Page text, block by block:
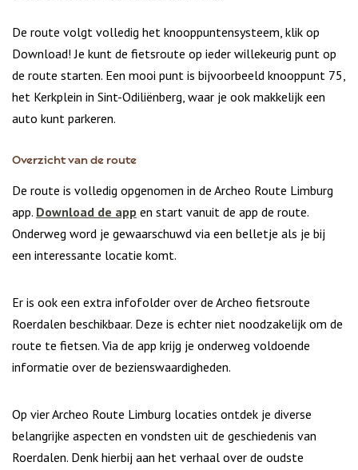
De route volgt volledig het knooppuntensysteem, klik op
Download! Je kunt de fietsroute op ieder willekeurig punt op
de route starten. Een mooi punt is bijvoorbeeld knooppunt 75,
het Kerkplein in Sint-Odiliënberg, waar je ook makkelijk een
auto kunt parkeren.
Overzicht van de route
De route is volledig opgenomen in de Archeo Route Limburg
app. Download de app en start vanuit de app de route.
Onderweg word je gewaarschuwd via een belletje als je bij
een interessante locatie komt.
Er is ook een extra infofolder over de Archeo fietsroute
Roerdalen beschikbaar. Deze is echter niet noodzakelijk om de
route te fietsen. Via de app krijg je onderweg voldoende
informatie over de bezienswaardigheden.
Op vier Archeo Route Limburg locaties ontdek je diverse
belangrijke aspecten en vondsten uit de geschiedenis van
Roerdalen. Denk hierbij aan het verhaal over de oudste